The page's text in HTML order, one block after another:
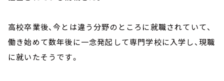
高校卒業後、今とは違う分野のところに就職されていて、
働き始めて数年後に一念発起して専門学校に入学し、現職
に就いたそうです。